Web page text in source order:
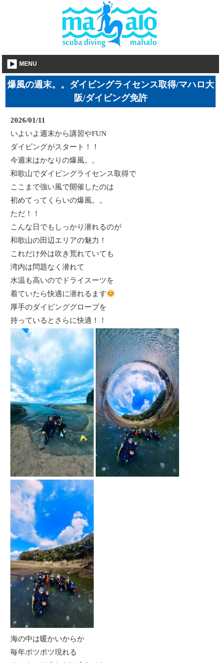
MENU
爆風の週末。。ダイビングライセンス取得/マハロ大
阪/ダイビング免許
2026/01/11
いよいよ週末から講習やFUN
ダイビングがスタート！！
今週末はかなりの爆風。。
和歌山でダイビングライセンス取得で
ここまで強い風で開催したのは
初めてってくらいの爆風。。
ただ！！
こんな日でもしっかり潜れるのが
和歌山の田辺エリアの魅力！
これだけ外は吹き荒れていても
湾内は問題なく潜れて
水温も高いのでドライスーツを
着ていたら快適に潜れるます
厚手のダイビンググローブを
持っているとさらに快適！！
海の中は暖かいからか
毎年ポツポツ現れる